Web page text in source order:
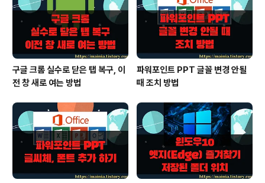
구글 크롬 실수로 닫은 탭 복구, 이
전 창 새로 여는 방법
파워포인트 PPT 글꼴 변경 안될
때 조치 방법